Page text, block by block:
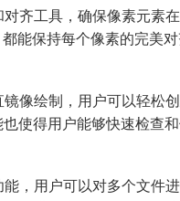
对齐工具，确保像素元素
能保持每个像素的完美对
像绘制，用户可以轻松
使得用户能够快速检查和
，用户可以对多个文件